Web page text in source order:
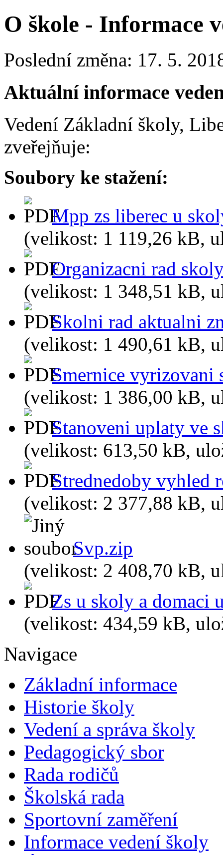
O škole - Informace
Poslední změna: 17. 5.
Aktuální informace
Vedení Základní školy,
zveřejňuje:
Soubory ke stažení:
Mpp zs liberec u
(velikost: 1 119,26 kB,
Organizacni rad
(velikost: 1 348,51 kB,
Skolni rad aktualni
(velikost: 1 490,61 kB,
Smernice vyrizovani
(velikost: 1 386,00 kB,
Stanoveni uplaty ve
(velikost: 613,50 kB,
Strednedoby vyhled
(velikost: 2 377,88 kB,
Svp.zip
(velikost: 2 408,70 kB,
Zs u skoly a domaci
(velikost: 434,59 kB,
Navigace
Základní informace
Historie školy
Vedení a správa školy
Pedagogický sbor
Rada rodičů
Školská rada
Sportovní zaměření
Informace vedení školy